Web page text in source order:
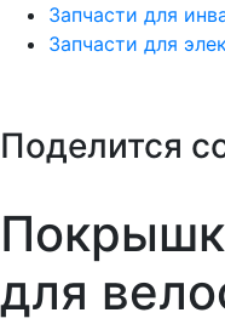
Запчасти для
Запчасти для
Поделится
для